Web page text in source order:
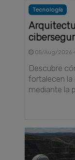
Tecnología
05/Aug/2026
Descubre
fortalecen la
mediante la